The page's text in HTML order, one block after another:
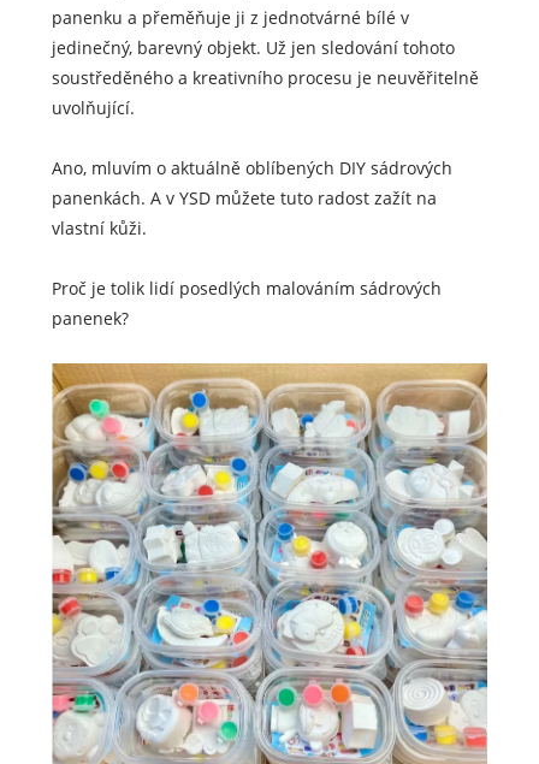
panenku a přeměňuje ji z jednotvárné bílé v
jedinečný, barevný objekt. Už jen sledování tohoto
soustředěného a kreativního procesu je neuvěřitelně
uvolňující.
Ano, mluvím o aktuálně oblíbených DIY sádrových
panenkách. A v YSD můžete tuto radost zažít na
vlastní kůži.
Proč je tolik lidí posedlých malováním sádrových
panenek?